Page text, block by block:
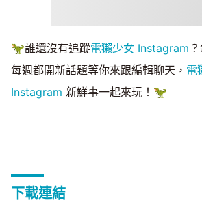
🦖誰還沒有追蹤電獺少女 Instagram
每週都開新話題等你來跟編輯聊天， 電
Instagram 新鮮事一起來玩！🦖
下載連結